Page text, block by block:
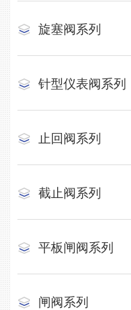
旋塞阀系列
针型仪表阀系列
止回阀系列
截止阀系列
平板闸阀系列
闸阀系列